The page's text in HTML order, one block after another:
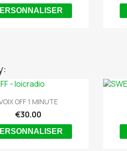
 Quick view
OFF 1 MINUTE
€30.00